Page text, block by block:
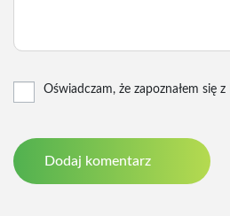
Oświadczam, że zapoznałem się z